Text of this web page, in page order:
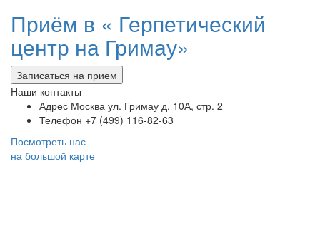
Приём в « Герпетический
центр на Гримау»
Записаться на прием
Наши контакты
Адрес Москва ул. Гримау д. 10А, стр. 2
Телефон +7 (499) 116-82-63
Посмотреть нас
на большой карте